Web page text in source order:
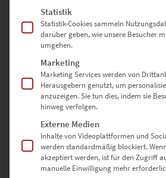
Es gibt noch keine Bewertungen.
BAHNHOFSTRASSE BÖBLINGEN VOL II“
Deine E-Mail-Adresse wird nicht
Erforderliche Felder sind mit
DEINE BEWERTUNG*
Statistik
Statistik-Cookies sammeln
darüber geben, wie unsere Besucher
umgehen.
Marketing
Marketing Services werden von
Herausgebern genutzt, um
anzuzeigen. Sie tun dies, indem sie
hinweg verfolgen.
Externe Medien
Inhalte von Videoplattformen und
werden standardmäßig blockiert.
akzeptiert werden, ist für den Zugriff
manuelle Einwilligung mehr